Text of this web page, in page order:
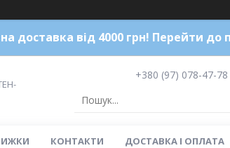
доставка від 4000 грн! Перейти до
+380 (97) 078-47-78
КОНТАКТИ ДОСТАВКА І ОПЛАТА